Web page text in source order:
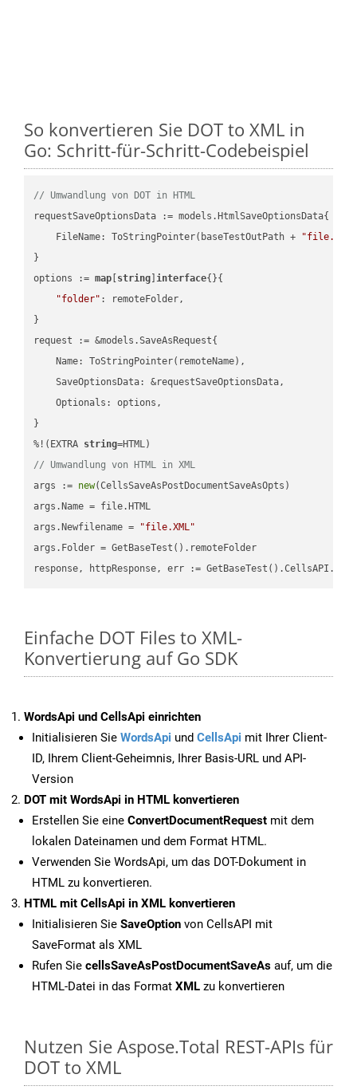
So konvertieren Sie DOT to XML in
Go: Schritt-für-Schritt-Codebeispiel
// Umwandlung von DOT in HTML
requestSaveOptionsData := models.HtmlSaveOptionsData{
    FileName: ToStringPointer(baseTestOutPath +
"file.DOT"
}
options := map string ]interface{}{
"folder" : remoteFolder,
}
request := &models.SaveAsRequest{
    Name: ToStringPointer(remoteName),
    SaveOptionsData: &requestSaveOptionsData,
    Optionals: options,
}
%!(EXTRA string
// Umwandlung von HTML in XML
args := new(CellsSaveAsPostDocumentSaveAsOpts)
args.Name = file.HTML
args.Newfilename =
"file.XML"
args.Folder = GetBaseTest().remoteFolder
Einfache DOT Files to XML-
Konvertierung auf Go SDK
WordsApi und CellsApi einrichten
Initialisieren Sie WordsApi und CellsApi mit Ihrer Client-
ID, Ihrem Client-Geheimnis, Ihrer Basis-URL und API-
Version
DOT mit WordsApi in HTML konvertieren
Erstellen Sie eine ConvertDocumentRequest mit dem
lokalen Dateinamen und dem Format HTML.
Verwenden Sie WordsApi, um das DOT-Dokument in
HTML zu konvertieren.
HTML mit CellsApi in XML konvertieren
Initialisieren Sie SaveOption von CellsAPI mit
SaveFormat als XML
Rufen Sie cellsSaveAsPostDocumentSaveAs auf, um die
HTML-Datei in das Format XML zu konvertieren
Nutzen Sie Aspose.Total REST-APIs für
DOT to XML